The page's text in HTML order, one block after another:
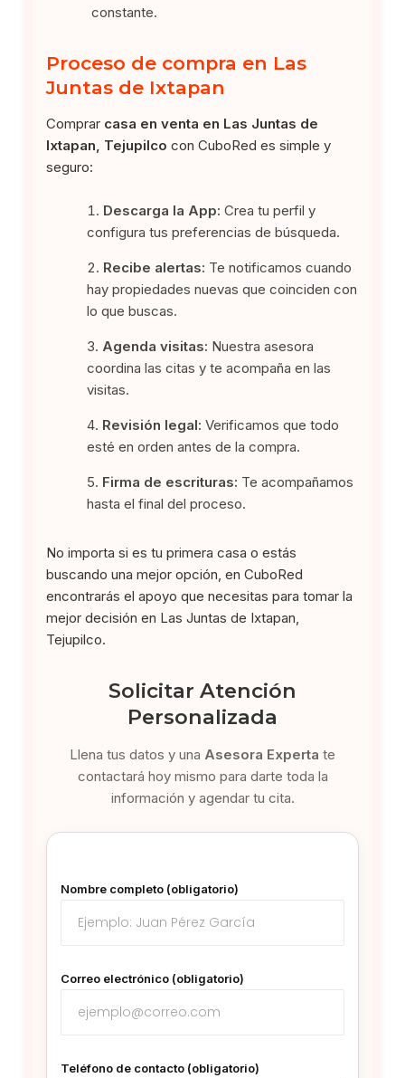
constante.
Proceso de compra en Las
Juntas de Ixtapan
Comprar casa en venta en Las Juntas de
Ixtapan, Tejupilco con CuboRed es simple y
seguro:
Descarga la App: Crea tu perfil y
configura tus preferencias de búsqueda.
Recibe alertas: Te notificamos cuando
hay propiedades nuevas que coinciden con
lo que buscas.
Agenda visitas: Nuestra asesora
coordina las citas y te acompaña en las
visitas.
Revisión legal: Verificamos que todo
esté en orden antes de la compra.
Firma de escrituras: Te acompañamos
hasta el final del proceso.
No importa si es tu primera casa o estás
buscando una mejor opción, en CuboRed
encontrarás el apoyo que necesitas para tomar la
mejor decisión en Las Juntas de Ixtapan,
Tejupilco.
Solicitar Atención
Personalizada
Llena tus datos y una Asesora Experta te
contactará hoy mismo para darte toda la
información y agendar tu cita.
Nombre completo (obligatorio)
Correo electrónico (obligatorio)
Teléfono de contacto (obligatorio)